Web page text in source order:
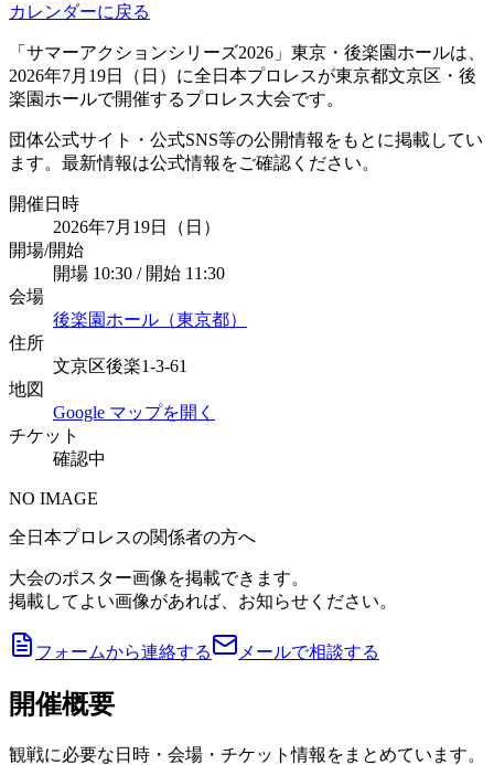
カレンダーに戻る
「サマーアクションシリーズ2026」東京・後楽園ホールは、
2026年7月19日（日）に全日本プロレスが東京都文京区・後
楽園ホールで開催するプロレス大会です。
団体公式サイト・公式SNS等の公開情報をもとに掲載してい
ます。最新情報は公式情報をご確認ください。
開催日時
2026年7月19日（日）
開場/開始
開場 10:30 / 開始 11:30
会場
後楽園ホール（東京都）
住所
文京区後楽1-3-61
地図
Google マップを開く
チケット
確認中
NO IMAGE
全日本プロレスの関係者の方へ
大会のポスター画像を掲載できます。
掲載してよい画像があれば、お知らせください。
フォームから連絡する メールで相談する
開催概要
観戦に必要な日時・会場・チケット情報をまとめています。